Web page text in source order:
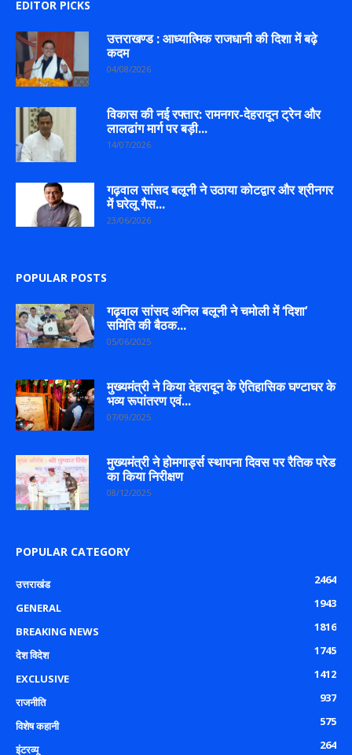
EDITOR PICKS
उत्तराखण्ड : आध्यात्मिक राजधानी की दिशा में बढ़े
कदम
04/08/2026
विकास की नई रफ्तार: रामनगर-देहरादून ट्रेन और
लालढांग मार्ग पर बड़ी...
14/07/2026
गढ़वाल सांसद बलूनी ने उठाया कोटद्वार और श्रीनगर
में घरेलू गैस...
23/06/2026
POPULAR POSTS
गढ़वाल सांसद अनिल बलूनी ने चमोली में ‘दिशा’
समिति की बैठक...
05/06/2025
मुख्यमंत्री ने किया देहरादून के ऐतिहासिक घण्टाघर के
भव्य रूपांतरण एवं...
07/09/2025
मुख्यमंत्री ने होमगार्ड्स स्थापना दिवस पर रैतिक परेड
का किया निरीक्षण
08/12/2025
POPULAR CATEGORY
उत्तराखंड
2464
GENERAL
1943
BREAKING NEWS
1816
देश विदेश
1745
EXCLUSIVE
1412
राजनीति
937
विशेष कहानी
575
इंटरव्यू
264